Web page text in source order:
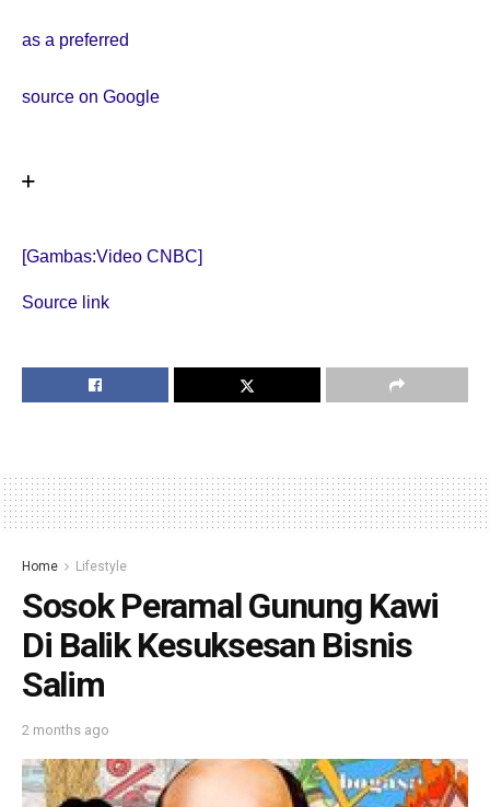
as a preferred
source on Google
[Gambas:Video CNBC]
Source link
Home Lifestyle
Sosok Peramal Gunung Kawi
Di Balik Kesuksesan Bisnis
Salim
2 months ago